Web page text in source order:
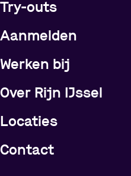
Try-outs
Meer over Rijn IJssel
Aanmelden
Werken bij
Over Rijn IJssel
Locaties
Contact